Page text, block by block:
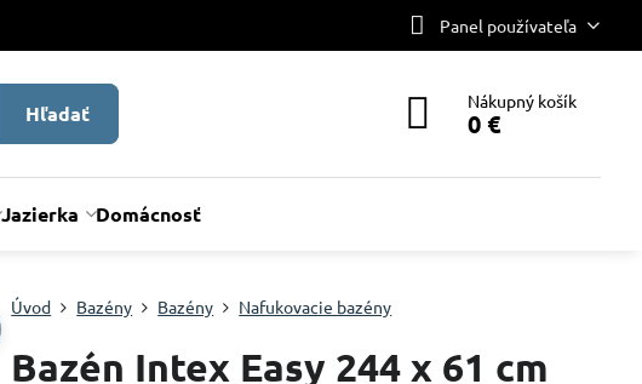
Panel používateľa
Hľadať Nákupný košík
0 €
Jazierka Domácnosť
Úvod Bazény Bazény Nafukovacie bazény
Bazén Intex Easy 244 x 61 cm